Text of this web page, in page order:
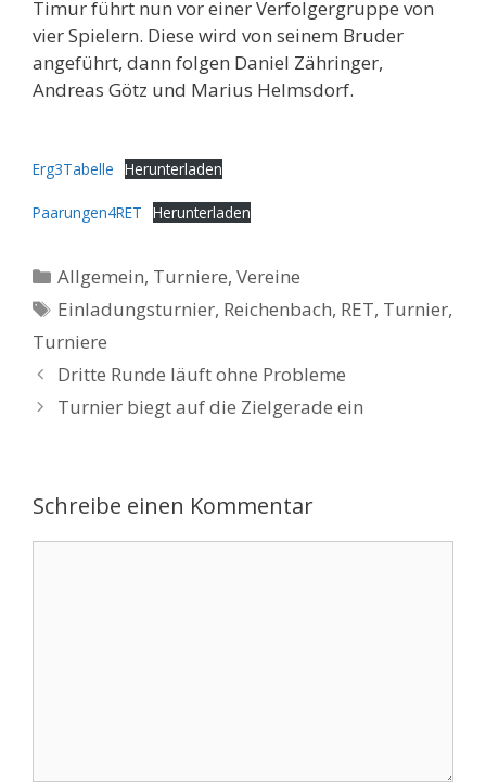
Timur führt nun vor einer Verfolgergruppe von
vier Spielern. Diese wird von seinem Bruder
angeführt, dann folgen Daniel Zähringer,
Andreas Götz und Marius Helmsdorf.
Erg3Tabelle Herunterladen
Paarungen4RET Herunterladen
Kategorien
Allgemein, Turniere,Vereine
Schlagwörter
Einladungsturnier, Reichenbach, RET, Turnier,
Turniere
Dritte Runde läuft ohne Probleme
Turnier biegt auf die Zielgerade ein
Schreibe einen Kommentar